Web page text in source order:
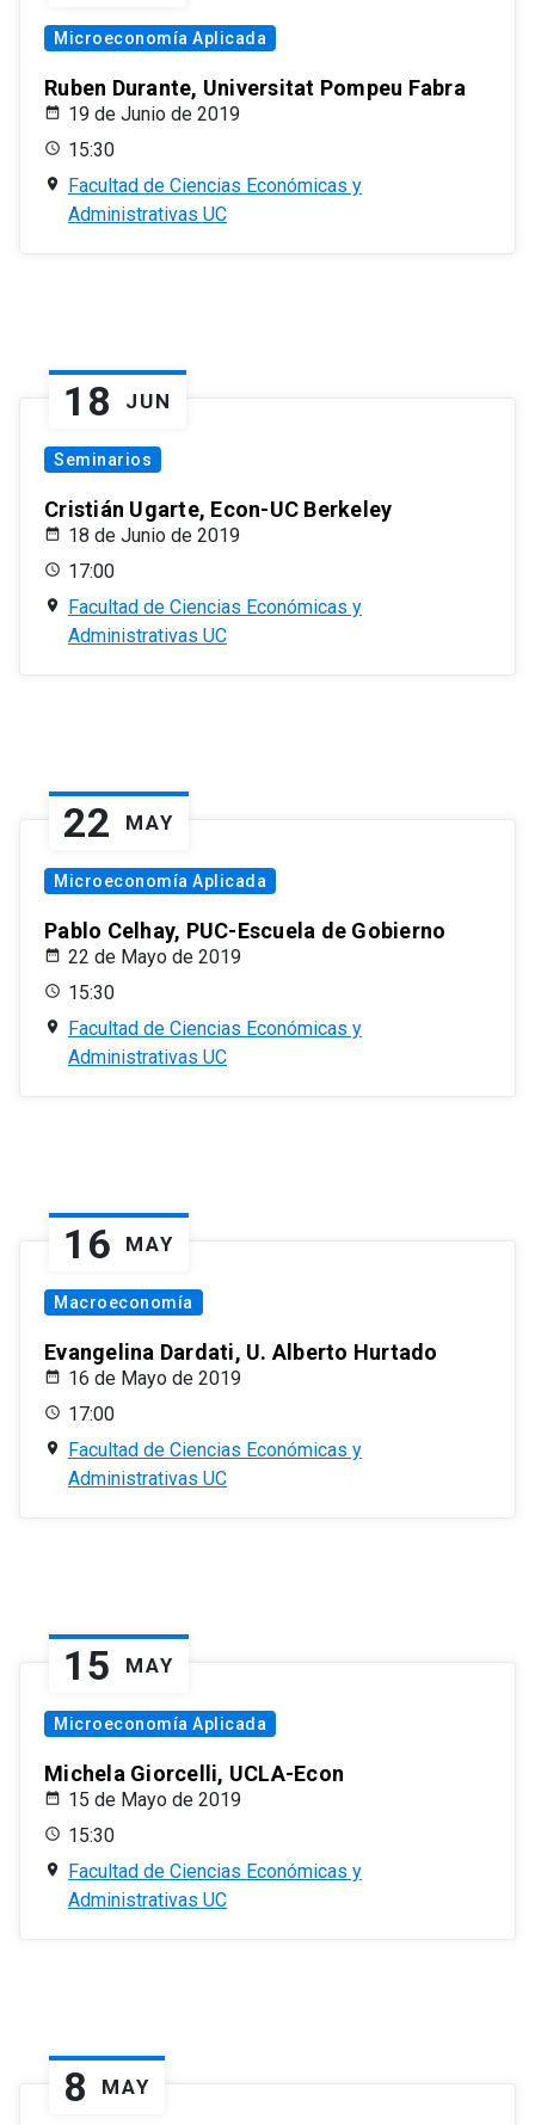
Microeconomía Aplicada
Ruben Durante, Universitat Pompeu Fabra
19 de Junio de 2019
15:30
Facultad de Ciencias Económicas y
Administrativas UC
18 JUN
Seminarios
Cristián Ugarte, Econ-UC Berkeley
18 de Junio de 2019
17:00
Facultad de Ciencias Económicas y
Administrativas UC
22 MAY
Microeconomía Aplicada
Pablo Celhay, PUC-Escuela de Gobierno
22 de Mayo de 2019
15:30
Facultad de Ciencias Económicas y
Administrativas UC
16 MAY
Macroeconomía
Evangelina Dardati, U. Alberto Hurtado
16 de Mayo de 2019
17:00
Facultad de Ciencias Económicas y
Administrativas UC
15 MAY
Microeconomía Aplicada
Michela Giorcelli, UCLA-Econ
15 de Mayo de 2019
15:30
Facultad de Ciencias Económicas y
Administrativas UC
8 MAY